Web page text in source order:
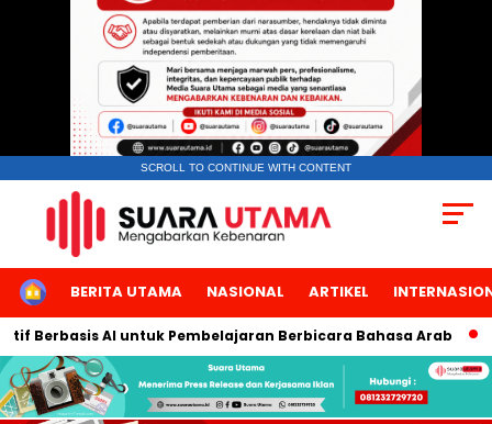
SCROLL TO CONTINUE WITH CONTENT
HOMEBERITA UTAMA NASIONAL ARTIKEL
AI untuk Pembelajaran Berbicara Bahasa Arab